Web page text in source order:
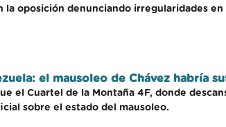
oposición denunciando irregularidades en
el mausoleo de Chávez habría
el Cuartel de la Montaña 4F, donde
sobre el estado del mausoleo.